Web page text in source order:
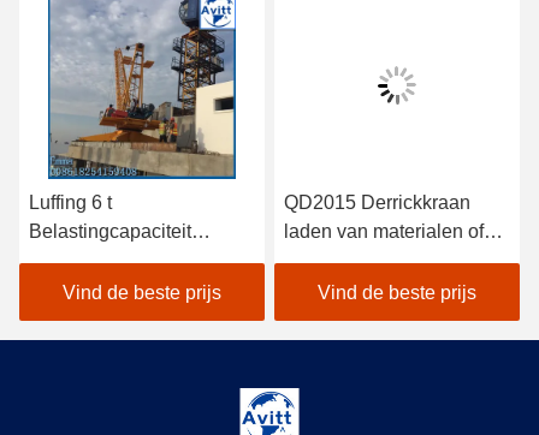
Luffing 6 t
Belastingcapaciteit
Derrick kraan 24m Boom
lengte voor 150m hoogte
Vind de beste prijs
QD2015 Derrickkraan
laden van materialen of
demontage van binnenste
torenkraan
Vind de beste prijs